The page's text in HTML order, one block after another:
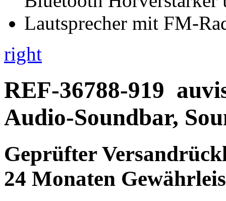
right
REF-36788-919
Audio-Soundbar,
Geprüfter
24 Monaten